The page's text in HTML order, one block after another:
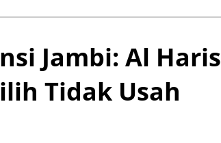
Jambi: Al Haris
Tidak Usah